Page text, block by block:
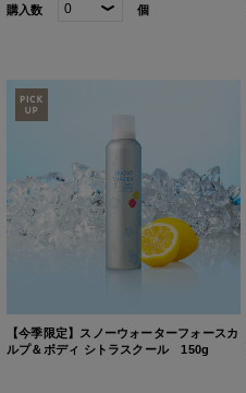
購入数 個
【今季限定】スノーウォーターフォースカ
ルプ＆ボディ シトラスクール 150g